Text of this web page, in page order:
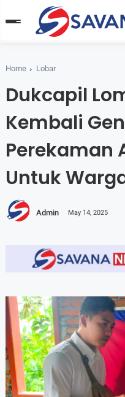
Home Lobar
Dukcapil
Kembali
Perekaman
Untuk
Admin May 14, 2025